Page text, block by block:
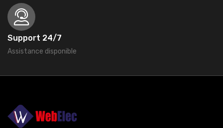
Support 24/7
Assistance disponible